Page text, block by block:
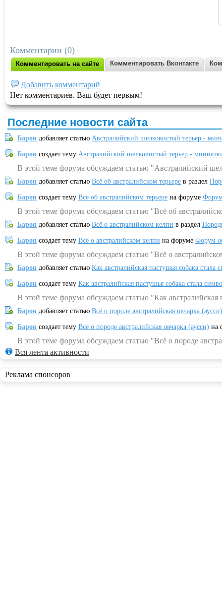
Комментарии (0)
Комментировать на сайте Комментировать Вконтакте
Добавить комментарий
Нет комментариев. Ваш будет первым!
Последние новости сайта
Барон добавляет статью Австралийский шелковистый терьер -
Барон создает тему Австралийский шелковистый терьер -
В этой теме форума обсуждаем статью "Австралийский
Барон добавляет статью Всё об австралийском терьере в раздел
Барон создает тему Всё об австралийском терьере на форуме
В этой теме форума обсуждаем статью "Всё об
Барон добавляет статью Всё о австралийском келпи в раздел
Барон создает тему Всё о австралийском келпи на форуме Форум
В этой теме форума обсуждаем статью "Всё о
Барон добавляет статью Как австралийская пастушья собака
Барон создает тему Как австралийская пастушья собака стала
В этой теме форума обсуждаем статью "Как
Барон добавляет статью Всё о породе австралийская овчарка (аусси)
Барон создает тему Всё о породе австралийская овчарка (аусси) на
В этой теме форума обсуждаем статью "Всё о породе
Вся лента активности
Реклама спонсоров